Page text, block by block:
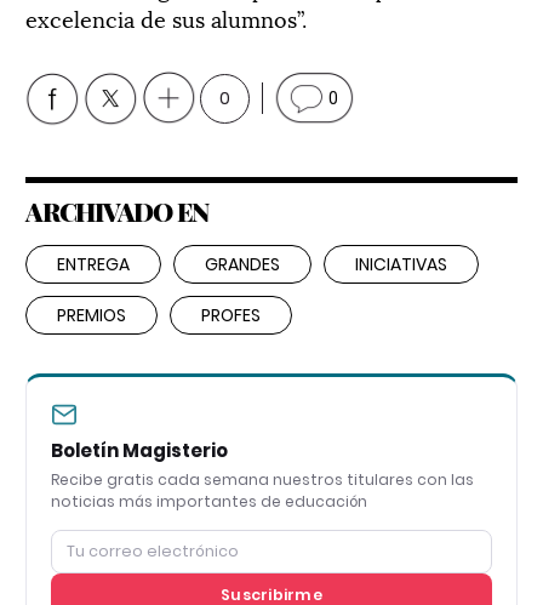
excelencia de sus alumnos”.
0 0
ARCHIVADO EN
ENTREGA GRANDES INICIATIVAS
PREMIOS PROFES
Boletín Magisterio
Recibe gratis cada semana nuestros titulares con las
noticias más importantes de educación
Suscribirme